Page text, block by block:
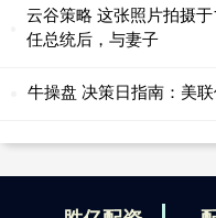
云谷策略 这张照片拍摄
任总统后，与妻子
牛操盘 决策日指南：美